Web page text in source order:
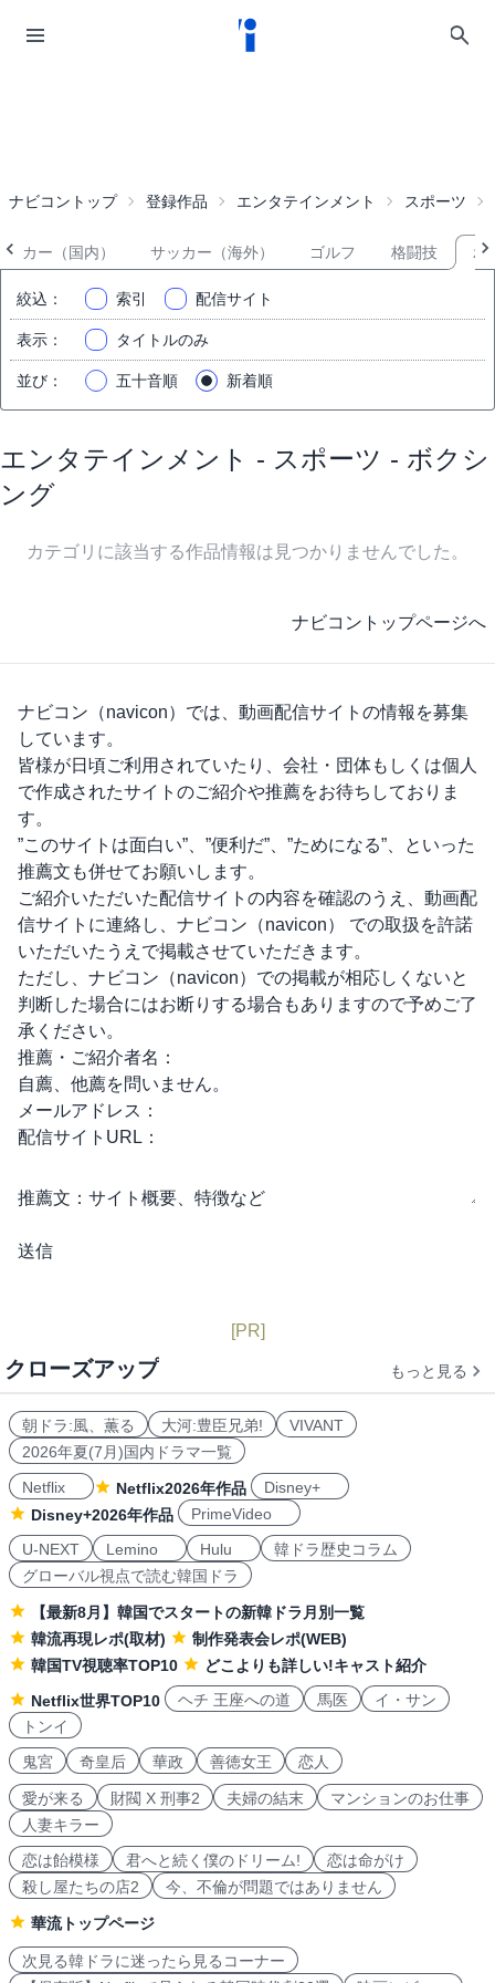
ナビコントップ 登録作品 エンタテインメント スポーツ
ッカー（国内） サッカー（海外） ゴルフ 格闘技 ボ
絞込 ： 索引 配信サイト
表示 ： タイトルのみ
並び ： 五十音順 新着順
エンタテインメント - スポーツ - ボクシ
ング
カテゴリに該当する作品情報は見つかりませんでした。
ナビコントップページへ
ナビコン（navicon） では、動画配信サイトの情報を募集
しています。
皆様が日頃ご利用されていたり、会社・団体もしくは個人
で作成されたサイトのご紹介や推薦をお待ちしておりま
す。
”このサイトは面白い”、”便利だ”、”ためになる”、といった
推薦文も併せてお願いします。
ご紹介いただいた配信サイトの内容を確認のうえ、動画配
信サイトに連絡し、 ナビコン（navicon）
での取扱を許諾
いただいたうえで掲載させていただきます。
ただし、 ナビコン（navicon） での掲載が相応しくないと
判断した場合にはお断りする場合もありますので予めご了
承ください。
推薦・ご紹介者名：
自薦、他薦を問いません。
メールアドレス：
配信サイトURL：
推薦文： サイト概要、特徴など
[PR]
クローズアップ もっと見る
朝ドラ:風、薫る 大河:豊臣兄弟!
VIVANT
2026年夏(7月)国内ドラマ一覧
Netflix
Netflix2026年作品
Disney+
Disney+2026年作品
PrimeVideo
U-NEXT
Lemino Hulu
韓ドラ歴史コラム
グローバル視点で読む韓国ドラ
【最新8月】韓国でスタートの新韓ドラ月別一覧
韓流再現レポ(取材)
制作発表会レポ(WEB)
韓国TV視聴率TOP10
どこよりも詳しい!キャスト紹介
Netflix世界TOP10
ヘチ 王座への道 馬医
イ・サン
トンイ
鬼宮
奇皇后 華政 善徳女王 恋人
愛が来る 財閥 X 刑事2 夫婦の結末
マンションのお仕事
人妻キラー
恋は飴模様
君へと続く僕のドリーム!
恋は命がけ
殺し屋たちの店2
今、不倫が問題ではありません
華流トップページ
次見る韓ドラに迷ったら見るコーナー